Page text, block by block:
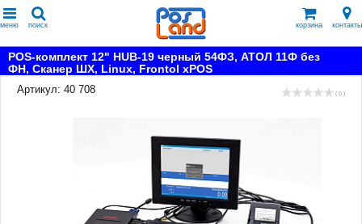
меню поиск корзина контакты
POS-комплект 12" HUB-19 черный 54ФЗ, АТОЛ 11Ф без
ФН, Сканер ШХ, Linux, Frontol xPOS
Артикул: 40 708
( 0 )